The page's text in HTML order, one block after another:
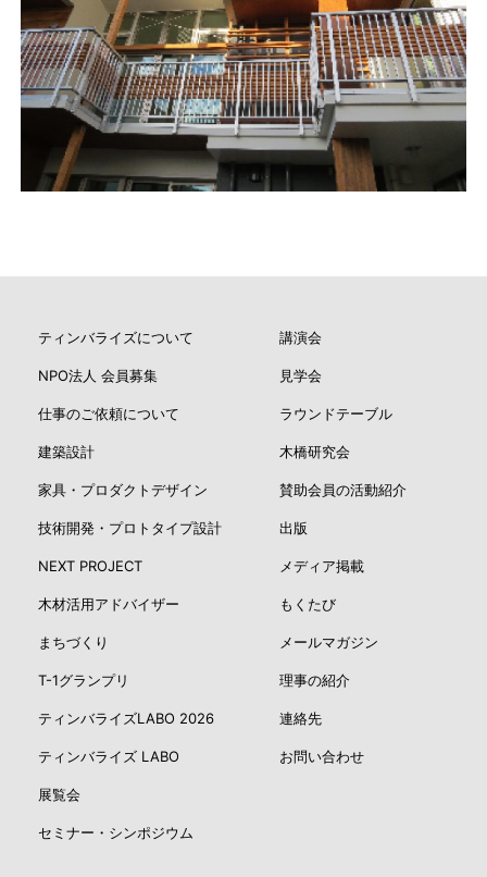
ティンバライズについて
NPO法人 会員募集
仕事のご依頼について
建築設計
家具・プロダクトデザイン
技術開発・プロトタイプ設計
NEXT PROJECT
木材活用アドバイザー
まちづくり
T-1グランプリ
ティンバライズLABO 2026
ティンバライズ LABO
展覧会
セミナー・シンポジウム
講演会
見学会
ラウンドテーブル
木橋研究会
賛助会員の活動紹介
出版
メディア掲載
もくたび
メールマガジン
理事の紹介
連絡先
お問い合わせ